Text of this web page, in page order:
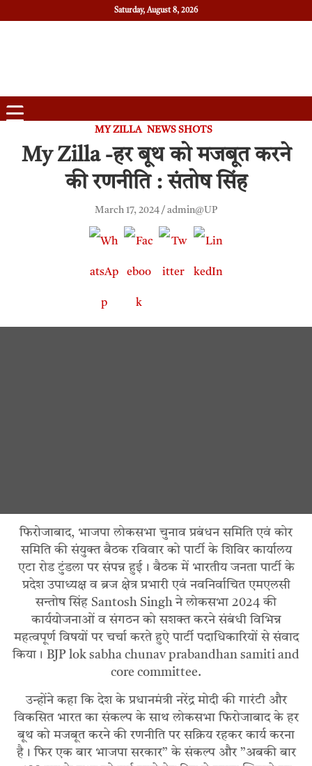
Saturday, August 8, 2026
MY ZILLA NEWS SHOTS
My Zilla -हर बूथ को मजबूत करने
की रणनीति : संतोष सिंह
March 17, 2024 admin@UP
फिरोजाबाद, भाजपा लोकसभा चुनाव प्रबंधन समिति एवं कोर
समिति की संयुक्त बैठक रविवार को पार्टी के शिविर कार्यालय
एटा रोड टुंडला पर संपन्न हुई। बैठक में भारतीय जनता पार्टी के
प्रदेश उपाध्यक्ष व ब्रज क्षेत्र प्रभारी एवं नवनिर्वाचित एमएलसी
सन्तोष सिंह Santosh Singh ने लोकसभा 2024 की
कार्ययोजनाओं व संगठन को सशक्त करने संबंधी विभिन्न
महत्वपूर्ण विषयों पर चर्चा करते हुऐ पार्टी पदाधिकारियों से संवाद
किया। BJP lok sabha chunav prabandhan samiti and
core committee.
उन्होंने कहा कि देश के प्रधानमंत्री नरेंद्र मोदी की गारंटी और
विकसित भारत का संकल्प के साथ लोकसभा फिरोजाबाद के हर
बूथ को मजबूत करने की रणनीति पर सक्रिय रहकर कार्य करना
है। फिर एक बार भाजपा सरकार” के संकल्प और ”अबकी बार